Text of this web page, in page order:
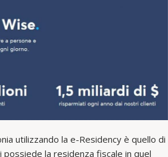
utilizzando la e-Residency è quello di
possiede la residenza fiscale in quel